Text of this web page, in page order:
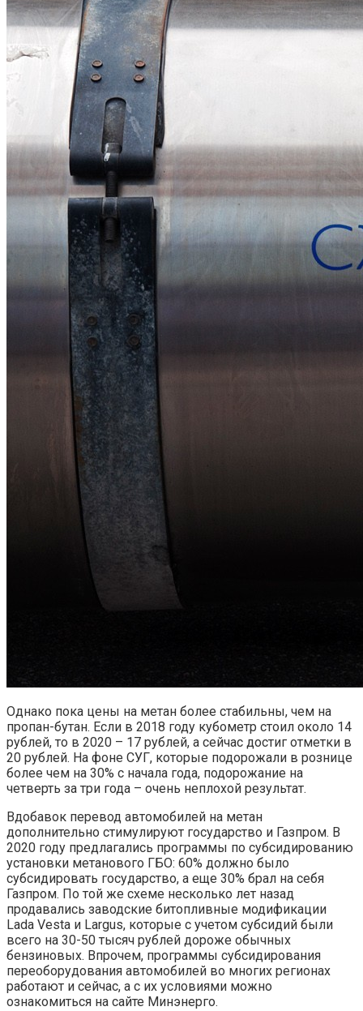
Однако пока цены на метан более стабильны, чем на
пропан-бутан. Если в 2018 году кубометр стоил около 14
рублей, то в 2020 – 17 рублей, а сейчас достиг отметки в
20 рублей. На фоне СУГ, которые подорожали в рознице
более чем на 30% с начала года, подорожание на
четверть за три года – очень неплохой результат.
Вдобавок перевод автомобилей на метан
дополнительно стимулируют государство и Газпром. В
2020 году предлагались программы по субсидированию
установки метанового ГБО: 60% должно было
субсидировать государство, а еще 30% брал на себя
Газпром. По той же схеме несколько лет назад
продавались заводские битопливные модификации
Lada Vesta и Largus, которые с учетом субсидий были
всего на 30-50 тысяч рублей дороже обычных
бензиновых. Впрочем, программы субсидирования
переоборудования автомобилей во многих регионах
работают и сейчас, а с их условиями можно
ознакомиться на сайте Минэнерго.